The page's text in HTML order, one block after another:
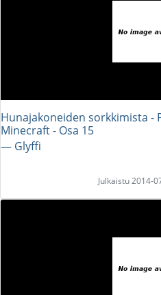
Hunajakoneiden sorkkimista -
Minecraft - Osa 15
― Glyffi
Julkaistu 2014-